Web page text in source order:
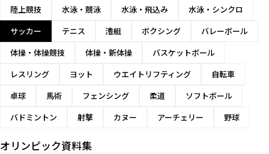
陸上競技 水泳・競泳 水泳・飛込み
水泳・シンクロ
サッカー
テニス 漕艇 ボクシング
バレーボール
体操・体操競技
体操・新体操
バスケットボール
レスリング
ヨット ウエイトリフティング
自転車
卓球
馬術 フェンシング 柔道
ソフトボール
バドミントン
射撃 カヌー アーチェリー 野球
オリンピック資料集